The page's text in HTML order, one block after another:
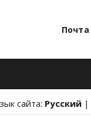
Почта
сайта: Русский |